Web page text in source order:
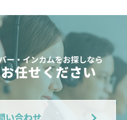
ー・インカムをお探しなら
任せください
い合わせ